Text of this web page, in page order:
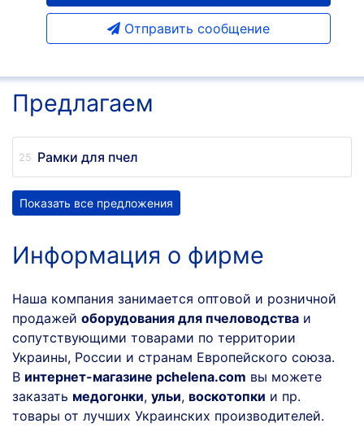
Отправить сообщение
Предлагаем
Рамки для пчел
Показать все предложения
Информация о фирме
Наша компания занимается оптовой и розничной
продажей оборудования для пчеловодства и
сопутствующими товарами по территории
Украины, России и странам Европейского союза.
В интернет-магазине pchelena.com вы можете
заказать медогонки, ульи, воскотопки и пр.
товары от лучших Украинских производителей.